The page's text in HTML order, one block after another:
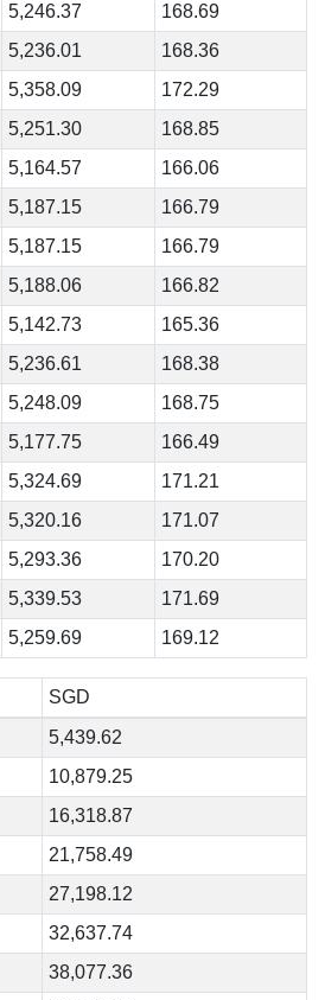
5,246.37
168.69
5,236.01
168.36
5,358.09
172.29
5,251.30
168.85
5,164.57
166.06
5,187.15
166.79
5,187.15
166.79
5,188.06
166.82
5,142.73
165.36
5,236.61
168.38
5,248.09
168.75
5,177.75
166.49
5,324.69
171.21
5,320.16
171.07
5,293.36
170.20
5,339.53
171.69
5,259.69 169.12
SGD
5,439.62
10,879.25
16,318.87
21,758.49
27,198.12
32,637.74
38,077.36